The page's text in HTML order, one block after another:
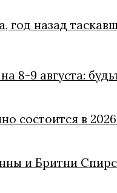
год назад
8-9 августа:
состоится в
и Бритни Спирс